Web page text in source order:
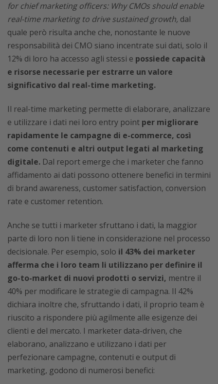
for chief marketing officers: Why CMOs should enable
real-time marketing to drive sustained growth, dal
quale però risulta anche che, nonostante le nuove
responsabilità dei CMO siano incentrate sui dati, solo il
12% di loro ha accesso agli stessi e possiede capacità
e risorse necessarie per estrarre un valore
significativo dal real-time marketing.
Il real-time marketing permette di elaborare, analizzare
e utilizzare i dati nei loro entry point per migliorare
rapidamente le campagne di e-commerce, così
come contenuti e altri output legati al marketing
digitale. Dal report emerge che i marketer che fanno
affidamento ai dati possono ottenere benefici in termini
di brand awareness, customer satisfaction, conversion
rate e customer retention.
Anche se tutti i marketer sfruttano i dati, la maggior
parte di loro non li tiene in considerazione nel processo
decisionale. Per esempio, solo il 43% dei marketer
afferma che i loro team li utilizzano per definire il
go-to-market di nuovi prodotti o servizi, mentre il
40% per modificare le strategie di campagna. Il 42%
dichiara inoltre che, sfruttando i dati, il proprio team è
riuscito a rispondere più agilmente alle esigenze dei
clienti e del mercato. I marketer data-driven, che
elaborano, analizzano e utilizzano i dati per
perfezionare campagne, contenuti e output di
marketing, godono di numerosi benefici: